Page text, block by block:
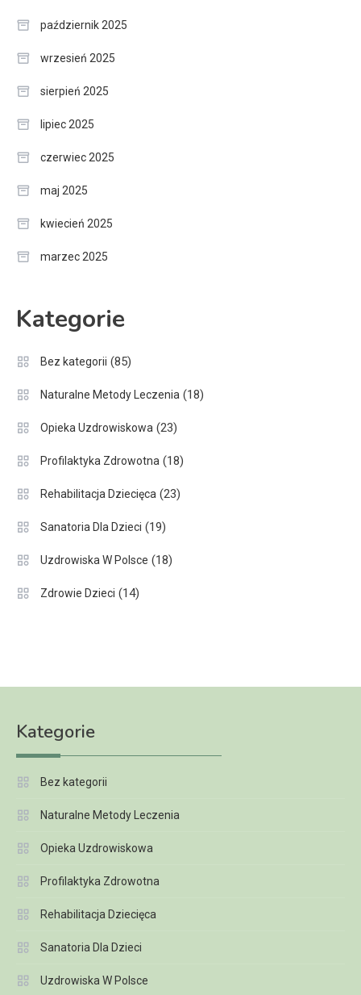
październik 2025
wrzesień 2025
sierpień 2025
lipiec 2025
czerwiec 2025
maj 2025
kwiecień 2025
marzec 2025
Kategorie
Bez kategorii (85)
Naturalne Metody Leczenia (18)
Opieka Uzdrowiskowa (23)
Profilaktyka Zdrowotna (18)
Rehabilitacja Dziecięca (23)
Sanatoria Dla Dzieci (19)
Uzdrowiska W Polsce (18)
Zdrowie Dzieci (14)
Kategorie
Bez kategorii
Naturalne Metody Leczenia
Opieka Uzdrowiskowa
Profilaktyka Zdrowotna
Rehabilitacja Dziecięca
Sanatoria Dla Dzieci
Uzdrowiska W Polsce